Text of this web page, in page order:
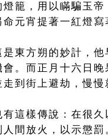
燈籠，用以瞞騙玉
命元宵提著一紅燈
是東方朔的妙計，
會。而正月十六日
走到街上避劫，慢慢
有這樣傳說：在很
人間放火，以示懲